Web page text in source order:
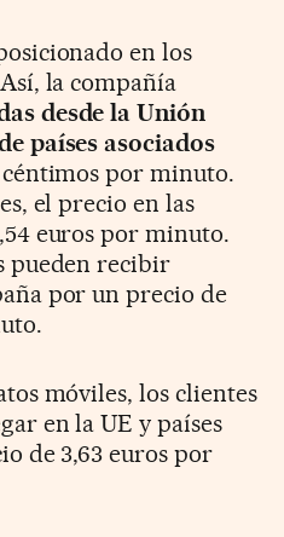
en los
la compañía
desde la Unión
países asociados
por minuto.
el precio en las
euros por minuto.
pueden recibir
por un precio de
móviles, los clientes
en la UE y países
de 3,63 euros por